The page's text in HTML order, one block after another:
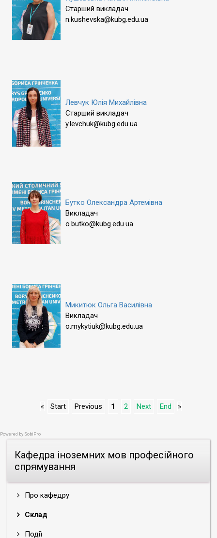
Кафедра іноземних мов професійного
спрямування
Про кафедру
Склад
Події
Старший викладач
n.kushevska@kubg.edu.ua
Левчук Юлія Михайлівна
Старший викладач
y.levchuk@kubg.edu.ua
Бутко Олександра Артемівна
Викладач
o.butko@kubg.edu.ua
Микитюк Ольга Василівна
Викладач
o.mykytiuk@kubg.edu.ua
« Start Previous 1 2 Next End »
Powered by SobiPro